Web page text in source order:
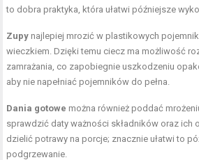
to dobra praktyka, która ułatwi późniejsze
Zupy najlepiej mrozić w plastikowych
wieczkiem. Dzięki temu ciecz ma możliwość
zamrażania, co zapobiegnie uszkodzeniu
aby nie napełniać pojemników do pełna.
Dania gotowe można również poddać
sprawdzić daty ważności składników oraz ich
dzielić potrawy na porcje; znacznie ułatwi to
podgrzewanie.